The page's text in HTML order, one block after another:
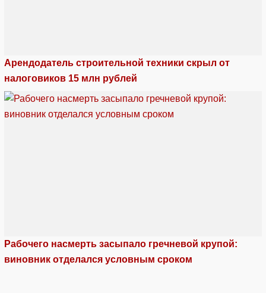
Арендодатель строительной техники скрыл от
налоговиков 15 млн рублей
Рабочего насмерть засыпало гречневой крупой:
виновник отделался условным сроком